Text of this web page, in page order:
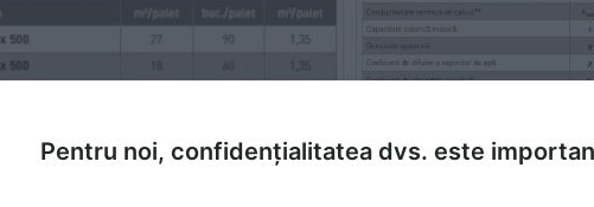
Pentru noi, confidențialitatea dvs. este